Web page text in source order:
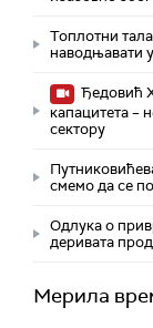
Топлотни
наводњавати
Ђедовић
капацитета –
сектору
смемо да се
Одлука о
деривата
Мерила